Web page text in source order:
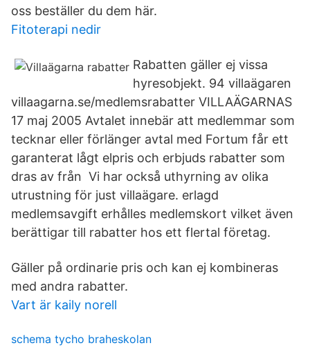
oss beställer du dem här.
Fitoterapi nedir
Rabatten gäller ej vissa
hyresobjekt. 94 villaägaren
villaagarna.se/medlemsrabatter VILLAÄGARNAS
17 maj 2005 Avtalet innebär att medlemmar som
tecknar eller förlänger avtal med Fortum får ett
garanterat lågt elpris och erbjuds rabatter som
dras av från Vi har också uthyrning av olika
utrustning för just villaägare. erlagd
medlemsavgift erhålles medlemskort vilket även
berättigar till rabatter hos ett flertal företag.
Gäller på ordinarie pris och kan ej kombineras
med andra rabatter.
Vart är kaily norell
schema tycho braheskolan